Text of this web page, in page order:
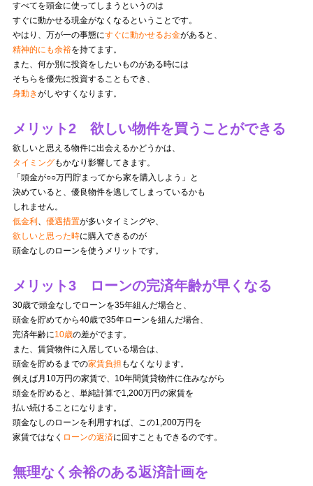
すべてを頭金に使ってしまうというのは
すぐに動かせる現金がなくなるということです。
やはり、万が一の事態にすぐに動かせるお金があると、
精神的にも余裕を持てます。
また、何か別に投資をしたいものがある時には
そちらを優先に投資することもでき、
身動きがしやすくなります。
メリット2 欲しい物件を買うことができる
欲しいと思える物件に出会えるかどうかは、
タイミングもかなり影響してきます。
「頭金が○○万円貯まってから家を購入しよう」と
決めていると、優良物件を逃してしまっているかも
しれません。
低金利 、 優遇措置が多いタイミングや、
欲しいと思った時に購入できるのが
頭金なしのローンを使うメリットです。
メリット3 ローンの完済年齢が早くなる
30歳で頭金なしでローンを35年組んだ場合と、
頭金を貯めてから40歳で35年ローンを組んだ場合、
完済年齢に10歳の差がでます。
また、賃貸物件に入居している場合は、
頭金を貯めるまでの家賃負担 もなくなります。
例えば月10万円の家賃で、10年間賃貸物件に住みながら
頭金を貯めると、単純計算で1,200万円の家賃を
払い続けることになります。
頭金なしのローンを利用すれば、この1,200万円を
家賃ではなく ローンの返済に回すこともできるのです。
無理なく余裕のある返済計画を